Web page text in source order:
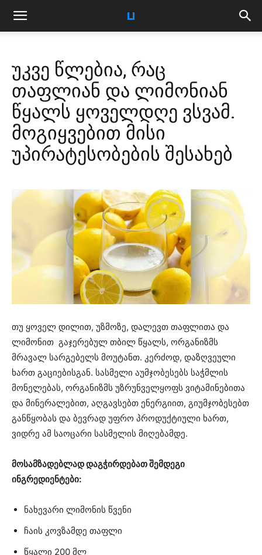
უკვე წლებია, რაც
თაფლიან და ლიმონიან
წყალს ყოველდღე ვსვამ.
მოგიყვებით მისი
უპირატესობების შესახებ
თუ ყოველ დილით, უზმოზე, დალევთ თაფლითა და
ლიმონით გაჯერებულ თბილ წყალს, ორგანიზმს
მრავალ სარგებელს მოუტანთ. კერძოდ, დაზღვეული
ხართ გაციებისგან. სასმელი აუმჯობესებს საჭმლის
მონელებას, ორგანიზმს უზრუნველყოფს ვიტამინებითა
და მინერალებით, აღგავსებთ ენერგიით, გიუმჯობესებთ
განწყობას და ბევრად უფრო პროდუქტიული ხართ,
ვიდრე ამ საოცარი სასმელის მიღებამდე.
მოსამზადებლად დაგჭირდებათ შემდეგი
ინგრედიენტები:
ნახევარი ლიმონის წვენი
ჩაის კოვზამდე თაფლი
წყალი 200 მლ